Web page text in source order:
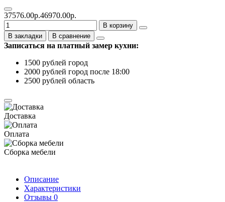
37576.00р.46970.00р.
В корзину
В закладки
В сравнение
Записаться на платный замер кухни:
1500 рублей город
2000 рублей город после 18:00
2500 рублей область
Доставка
Оплата
Сборка мебели
Описание
Характеристики
Отзывы 0